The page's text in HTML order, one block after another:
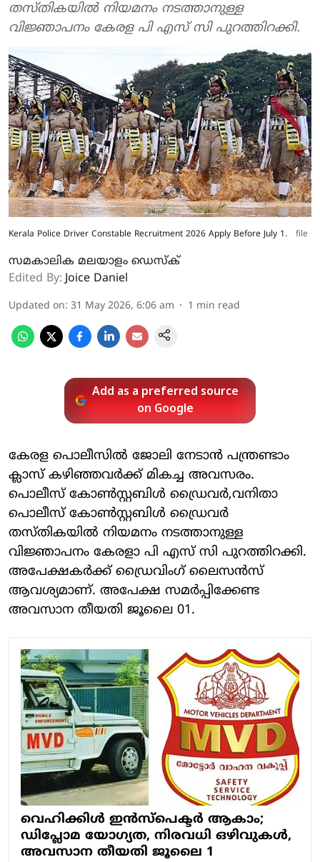
തസ്തികയിൽ നിയമനം നടത്താനുള്ള
വിജ്ഞാപനം കേരള പി എസ് സി പുറത്തിറക്കി.
Kerala Police Driver Constable Recruitment 2026 Apply Before July 1. file
സമകാലിക മലയാളം ഡെസ്ക്
Edited By: Joice Daniel
Updated on: 31 May 2026, 6:06 am 1 min read
Add as a preferred source
on Google
കേരള പൊലീസിൽ ജോലി നേടാൻ പന്ത്രണ്ടാം
ക്ലാസ് കഴിഞ്ഞവർക്ക് മികച്ച അവസരം.
പൊലീസ് കോൺസ്റ്റബിൾ ഡ്രൈവര്‍,വനിതാ
പൊലീസ് കോണ്‍സ്റ്റബിള്‍ ഡ്രൈവര്‍
തസ്തികയിൽ നിയമനം നടത്താനുള്ള
വിജ്ഞാപനം കേരളാ പി എസ് സി പുറത്തിറക്കി.
അപേക്ഷകർക്ക് ഡ്രൈവിംഗ് ലൈസൻസ്
ആവശ്യമാണ്. അപേക്ഷ സമർപ്പിക്കേണ്ട
അവസാന തീയതി ജൂലൈ 01.
വെഹിക്കിള്‍ ഇന്‍സ്‌പെക്ടര്‍ ആകാം;
ഡിപ്ലോമ യോഗ്യത, നിരവധി ഒഴിവുകൾ,
അവസാന തീയതി ജൂലൈ 1